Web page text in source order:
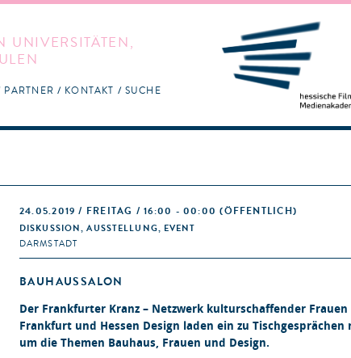
UNIVERSITÄTEN,
PARTNER KONTAKT SUCHE
24.05.2019 / FREITAG / 16:00 - 00:00(ÖFFENTLICH)
DISKUSSION, AUSSTELLUNG, EVENT
DARMSTADT
BAUHAUSSALON
Der Frankfurter Kranz – Netzwerk kulturschaffender Frauen
Frankfurt und Hessen Design laden ein zu Tischgesprächen
um die Themen Bauhaus, Frauen und Design.